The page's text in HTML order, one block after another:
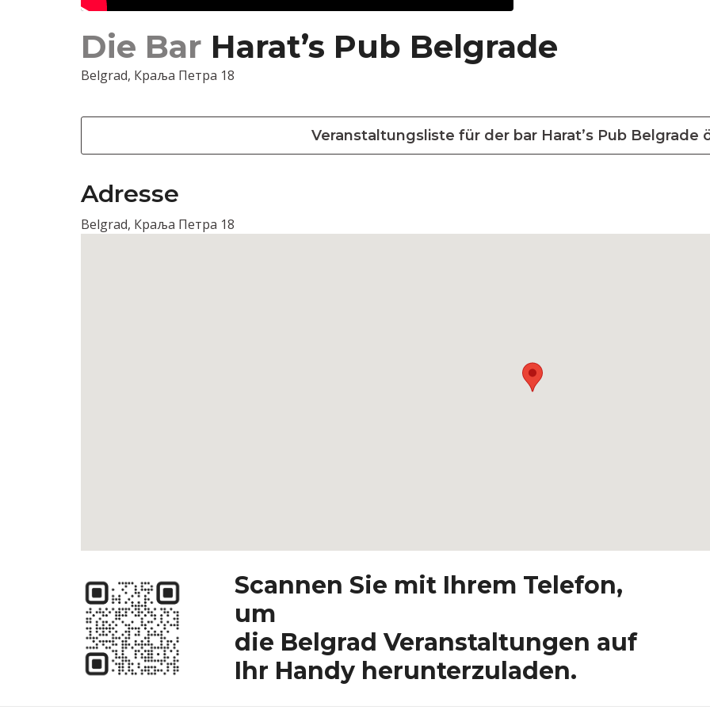
Die Bar Harat’s Pub Belgrade
Belgrad, Краља Петра 18
Veranstaltungsliste für der bar Harat’s Pub Belgrade
Adresse
Belgrad, Краља Петра 18
Scannen Sie mit Ihrem Telefon,
um
die Belgrad Veranstaltungen auf
Ihr Handy herunterzuladen.